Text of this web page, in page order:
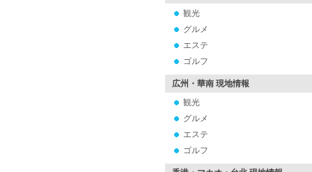
観光
グルメ
エステ
ゴルフ
広州・華南 現地情報
観光
グルメ
エステ
ゴルフ